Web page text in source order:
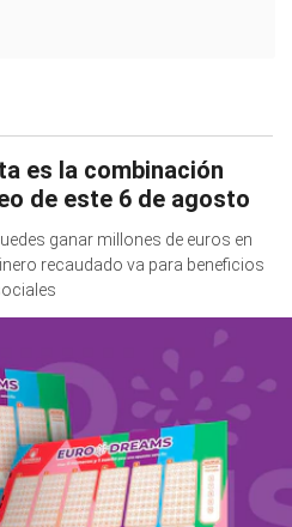
es la combinación
de este 6 de agosto
ganar millones de euros en
recaudado va para beneficios